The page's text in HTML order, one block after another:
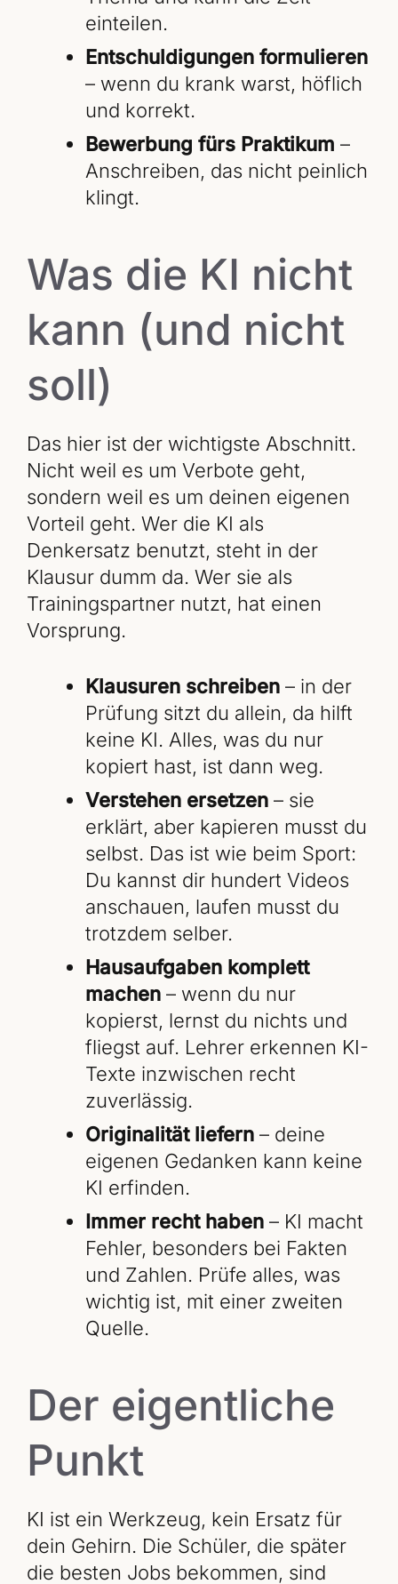
einteilen.
Entschuldigungen formulieren
– wenn du krank warst, höflich
und korrekt.
Bewerbung fürs Praktikum –
Anschreiben, das nicht peinlich
klingt.
Was die KI nicht
kann (und nicht
soll)
Das hier ist der wichtigste Abschnitt.
Nicht weil es um Verbote geht,
sondern weil es um deinen eigenen
Vorteil geht. Wer die KI als
Denkersatz benutzt, steht in der
Klausur dumm da. Wer sie als
Trainingspartner nutzt, hat einen
Vorsprung.
Klausuren schreiben – in der
Prüfung sitzt du allein, da hilft
keine KI. Alles, was du nur
kopiert hast, ist dann weg.
Verstehen ersetzen – sie
erklärt, aber kapieren musst du
selbst. Das ist wie beim Sport:
Du kannst dir hundert Videos
anschauen, laufen musst du
trotzdem selber.
Hausaufgaben komplett
machen – wenn du nur
kopierst, lernst du nichts und
fliegst auf. Lehrer erkennen KI-
Texte inzwischen recht
zuverlässig.
Originalität liefern – deine
eigenen Gedanken kann keine
KI erfinden.
Immer recht haben – KI macht
Fehler, besonders bei Fakten
und Zahlen. Prüfe alles, was
wichtig ist, mit einer zweiten
Quelle.
Der eigentliche
Punkt
KI ist ein Werkzeug, kein Ersatz für
dein Gehirn. Die Schüler, die später
die besten Jobs bekommen, sind